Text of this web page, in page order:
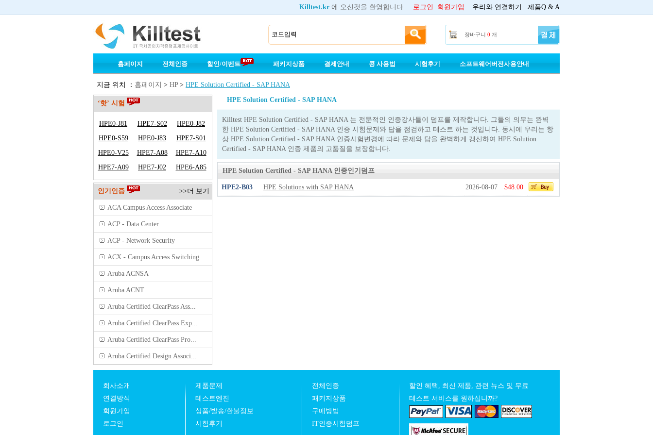
Killtest.kr 에 오신것을 환영합니다. 로그인 회원가입 우리와 연결하기 제품Q & A
장바구니 0 개
홈페이지 전체인증 할인/이벤트 패키지상품 결제안내 콩 사용법 시험후기 소프트웨어버전사용안내
지금 위치 ： 홈페이지 > HP > HPE Solution Certified - SAP HANA
‘핫’ 시험
HPE0-J81 HPE7-S02
HPE0-J82
HPE0-S59
HPE0-J83
HPE7-S01
HPE0-V25
HPE7-A08
HPE7-A10
HPE7-A09
HPE7-J02 HPE6-A85
>>더 보기
인기인증
ACA Campus Access Associate
ACP - Data Center
ACP - Network Security
ACX - Campus Access Switching
Aruba ACNSA
Aruba ACNT
Aruba Certified ClearPass Ass...
Aruba Certified ClearPass Exp...
Aruba Certified ClearPass Pro...
Aruba Certified Design Associ...
HPE Solution Certified - SAP HANA
Killtest HPE Solution Certified - SAP HANA 는 전문적인 인증강사들이 덤프를 제작합니다. 그들의 의무는 완벽
한 HPE Solution Certified - SAP HANA 인증 시험문제와 답을 점검하고 테스트 하는 것입니다. 동시에 우리는 항
상 HPE Solution Certified - SAP HANA 인증시험변경에 따라 문제와 답을 완벽하게 갱신하여 HPE Solution
Certified - SAP HANA 인증 제품의 고품질을 보장합니다.
HPE Solution Certified - SAP HANA 인증인기덤프
HPE2-B03 HPE Solutions with SAP HANA 2026-08-07 $48.00
회사소개
연결방식
회원가입
로그인
제품문제
테스트엔진
상품/발송/환불정보
시험후기
전체인증
패키지상품
구매방법
IT인증시험덤프
할인 혜택, 최신 제품, 관련 뉴스 및 무료
테스트 서비스를 원하십니까?